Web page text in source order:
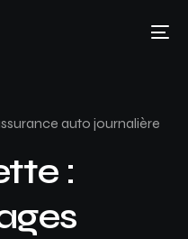
auto journalière
: